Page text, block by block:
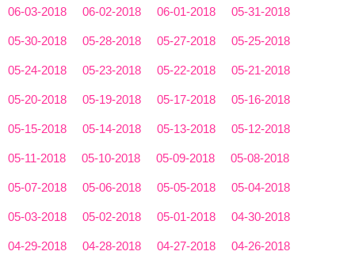
06-03-2018 06-02-2018 06-01-2018 05-31-2018
05-30-2018 05-28-2018 05-27-2018 05-25-2018
05-24-2018 05-23-2018 05-22-2018 05-21-2018
05-20-2018 05-19-2018 05-17-2018 05-16-2018
05-15-2018 05-14-2018 05-13-2018 05-12-2018
05-11-2018 05-10-2018 05-09-2018 05-08-2018
05-07-2018 05-06-2018 05-05-2018 05-04-2018
05-03-2018 05-02-2018 05-01-2018 04-30-2018
04-29-2018 04-28-2018 04-27-2018 04-26-2018